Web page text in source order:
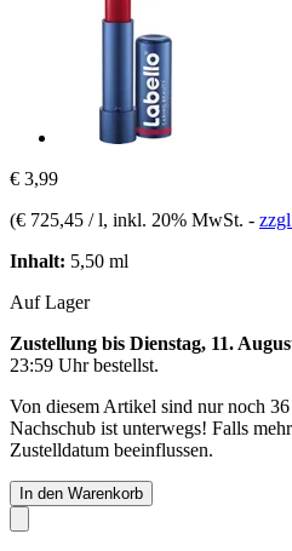
€ 3,99
(€ 725,45 / l, inkl. 20% MwSt. -
Inhalt: 5,50 ml
Auf Lager
Zustellung bis Dienstag, 11.
23:59 Uhrbestellst.
Von diesem Artikel sind nur noch
Nachschub ist unterwegs! Falls
Zustelldatum beeinflussen.
In den Warenkorb